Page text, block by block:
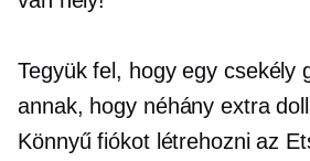
Tegyük fel, hogy egy csekély
annak, hogy néhány extra
Könnyű fiókot létrehozni az